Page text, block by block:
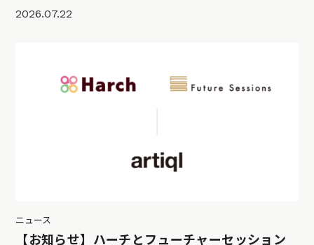
2026.07.22
ニュース
【お知らせ】ハーチとフューチャーセッション